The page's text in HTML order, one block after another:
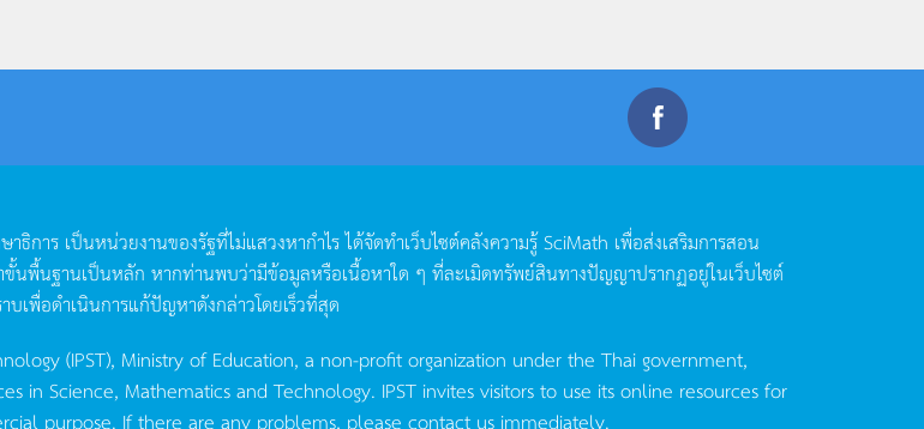
าธิการ เป็นหน่วยงานของรัฐที่ไม่แสวงหากำไรได้จัดทำเว็บไซต์คลังความรู้SciMath เพื่อส่งเสริมการสอน
ขั้นพื้นฐานเป็นหลัก หากท่านพบว่ามีข้อมูลหรือเนื้อหาใด ๆ ที่ละเมิดทรัพย์สินทางปัญญาปรากฏอยู่ในเว็บไซต์
บเพื่อดำเนินการแก้ปัญหาดังกล่าวโดยเร็วที่สุด
(IPST), Ministry of Education, a non-profit organization under the Thai government,
in Science, Mathematics and Technology. IPST invites visitors to use its online resources for
purpose. If there are any problems, please contact us immediately.